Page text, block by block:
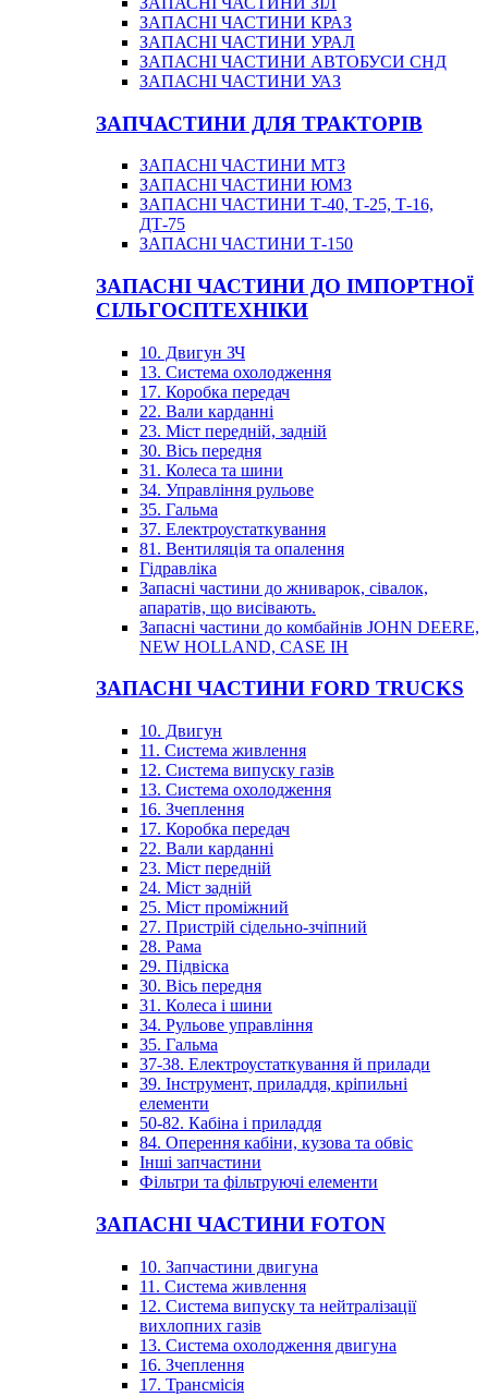
ЗАПАСНІ ЧАСТИНИ КРАЗ
ЗАПАСНІ ЧАСТИНИ УРАЛ
ЗАПАСНІ ЧАСТИНИ АВТОБУСИ СНД
ЗАПАСНІ ЧАСТИНИ УАЗ
ЗАПЧАСТИНИ ДЛЯ ТРАКТОРІВ
ЗАПАСНІ ЧАСТИНИ МТЗ
ЗАПАСНІ ЧАСТИНИ ЮМЗ
ЗАПАСНІ ЧАСТИНИ Т-40, Т-25, Т-16,
ДТ-75
ЗАПАСНІ ЧАСТИНИ Т-150
ЗАПАСНІ ЧАСТИНИ ДО ІМПОРТНОЇ
СІЛЬГОСПТЕХНІКИ
10. Двигун ЗЧ
13. Система охолодження
17. Коробка передач
22. Вали карданні
23. Міст передній, задній
30. Вісь передня
31. Колеса та шини
34. Управління рульове
35. Гальма
37. Електроустаткування
81. Вентиляція та опалення
Гідравліка
Запасні частини до жниварок, сівалок,
апаратів, що висівають.
Запасні частини до комбайнів JOHN DEERE,
NEW HOLLAND, CASE IH
ЗАПАСНІ ЧАСТИНИ FORD TRUCKS
10. Двигун
11. Система живлення
12. Система випуску газів
13. Система охолодження
16. Зчеплення
17. Коробка передач
22. Вали карданні
23. Міст передній
24. Міст задній
25. Міст проміжний
27. Пристрій сідельно-зчіпний
28. Рама
29. Підвіска
30. Вісь передня
31. Колеса і шини
34. Рульове управління
35. Гальма
37-38. Електроустаткування й прилади
39. Інструмент, приладдя, кріпильні
елементи
50-82. Кабіна і приладдя
84. Оперення кабіни, кузова та обвіс
Інші запчастини
Фільтри та фільтруючі елементи
ЗАПАСНІ ЧАСТИНИ FOTON
10. Запчастини двигуна
11. Система живлення
12. Система випуску та нейтралізації
вихлопних газів
13. Система охолодження двигуна
16. Зчеплення
17. Трансмісія